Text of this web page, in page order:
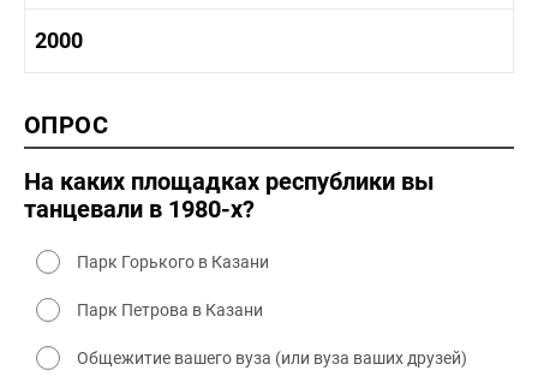
1980-1990 культура
1990-2000 культура
2000
2000 промышленность
2000 культура
ОПРОС
На каких площадках республики вы
танцевали в 1980-х?
Парк Горького в Казани
Парк Петрова в Казани
Общежитие вашего вуза (или вуза ваших друзей)